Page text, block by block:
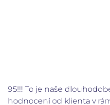
95!!! To je naše
hodnocení od klienta v